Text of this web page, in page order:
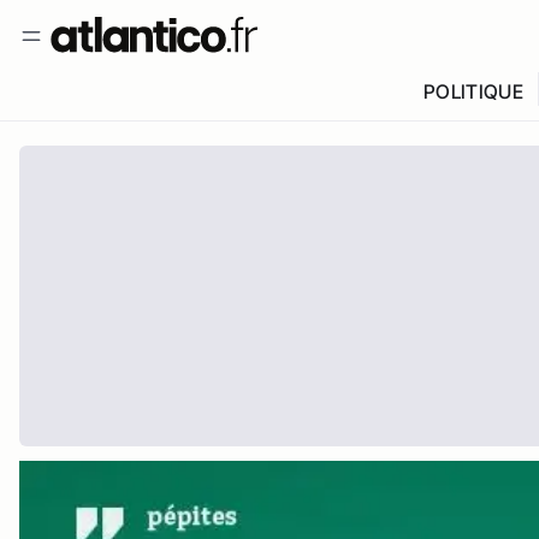
POLITIQUE